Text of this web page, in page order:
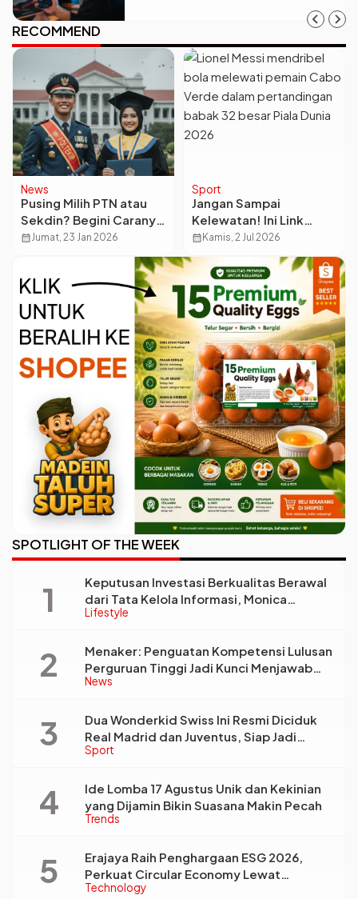
RECOMMEND
News
Pusing Milih PTN atau
Sekdin? Begini Caranya
Biar Nggak Salah Pilih
calendar_monthJumat, 23 Jan 2026
Sport
Jangan Sampai
Kelewatan! Ini Link
Streaming Argentina vs
Cabo Verde di 32 Besar
Piala Dunia 2026
calendar_month Kamis, 2 Jul 2026
SPOTLIGHT OF THE WEEK
Lifestyle
Keputusan Investasi Berkualitas Berawal
dari Tata Kelola Informasi, Monica
Triyadi: Bukan Sekadar Analisis
News
Menaker: Penguatan Kompetensi Lulusan
Perguruan Tinggi Jadi Kunci Menjawab
Kebutuhan Dunia Kerja
Sport
Dua Wonderkid Swiss Ini Resmi Diciduk
Real Madrid dan Juventus, Siap Jadi
Bintang Baru Eropa
Trends
Ide Lomba 17 Agustus Unik dan Kekinian
yang Dijamin Bikin Suasana Makin Pecah
Technology
Erajaya Raih Penghargaan ESG 2026,
Perkuat Circular Economy Lewat
Pengelolaan Limbah Berkelanjutan